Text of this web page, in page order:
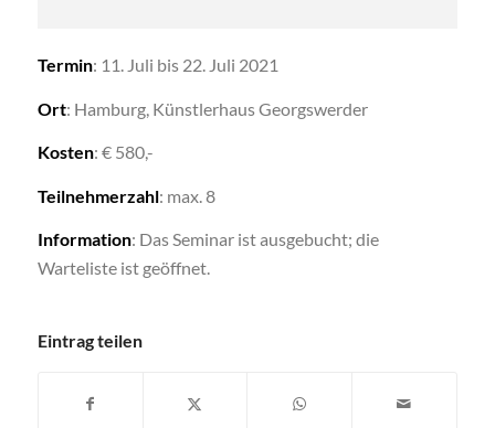
Termin: 11. Juli bis 22. Juli 2021
Ort: Hamburg, Künstlerhaus Georgswerder
Kosten: € 580,-
Teilnehmerzahl: max. 8
Information: Das Seminar ist ausgebucht; die
Warteliste ist geöffnet.
Eintrag teilen